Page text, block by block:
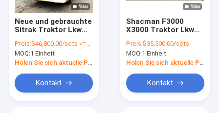
Neue und gebrauchte
Sitrak Traktor Lkw
4X2 6X4 Euro 6
Bergbau Transport
Preis:$46,800.00/sets >=1 sets
MOQ:1 Einheit
Kontakt
Shacman F3000
X3000 Traktor Lkw
Anhänger Lkw
Originalfabrik
Preis:$35,500.00/sets
MOQ:1 Einheit
Kontakt